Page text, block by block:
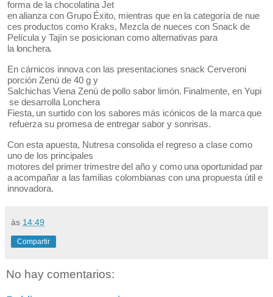
forma de la chocolatina Jet
en alianza con Grupo Éxito, mientras que en la categoría de nue
ces productos como Kraks, Mezcla de nueces con Snack de
Película y Tajín se posicionan como alternativas para
la lonchera.
En cárnicos innova con las presentaciones snack Cerveroni
porción Zenú de 40 g y
Salchichas Viena Zenú de pollo sabor limón. Finalmente, en Yupi
se desarrolla Lonchera
Fiesta, un surtido con los sabores más icónicos de la marca que
refuerza su promesa de entregar sabor y sonrisas.
Con esta apuesta, Nutresa consolida el regreso a clase como
uno de los principales
motores del primer trimestre del año y como una oportunidad par
a acompañar a las familias colombianas con una propuesta útil e
innovadora.
às 14:49
Compartir
No hay comentarios: